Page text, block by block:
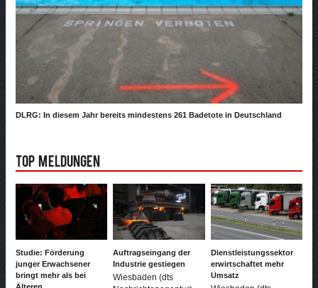
DLRG: In diesem Jahr bereits mindestens 261 Badetote in Deutschland
Top Meldungen
Studie: Förderung
junger Erwachsener
bringt mehr als bei
Auftragseingang der
Industrie gestiegen
Wiesbaden (dts
Dienstleistungssektor
erwirtschaftet mehr
Umsatz